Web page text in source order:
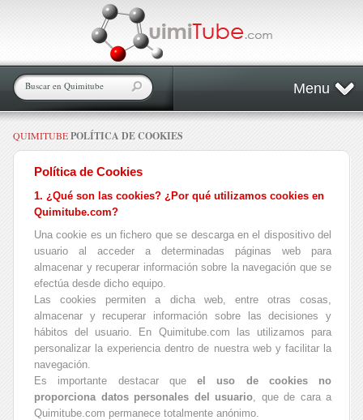
Menu
QUIMITUBEPOLÍTICA DE COOKIES
Política de Cookies
1. ¿Qué son las cookies? ¿Por qué utilizamos cookies en
Quimitube.com?
Una cookie es un fichero que se descarga en el dispositivo del
usuario al acceder a determinadas páginas web para
almacenar y recuperar información sobre la navegación que se
efectúa desde dicho equipo.
Las cookies permiten a dicha web, entre otras cosas,
almacenar y recuperar información sobre las decisiones y
hábitos del usuario. En Quimitube.com las utilizamos para
personalizar la experiencia dentro de nuestra web y facilitar la
navegación.
Es importante destacar que el uso de cookies no
proporciona datos personales del usuario, que de cara a
Quimitube.com permanece totalmente anónimo.